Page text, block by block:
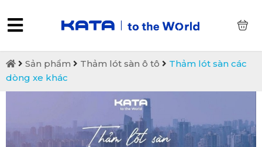
Sản phẩm Thảm lót sàn ô tô
Thảm lót sàn các
dòng xe khác